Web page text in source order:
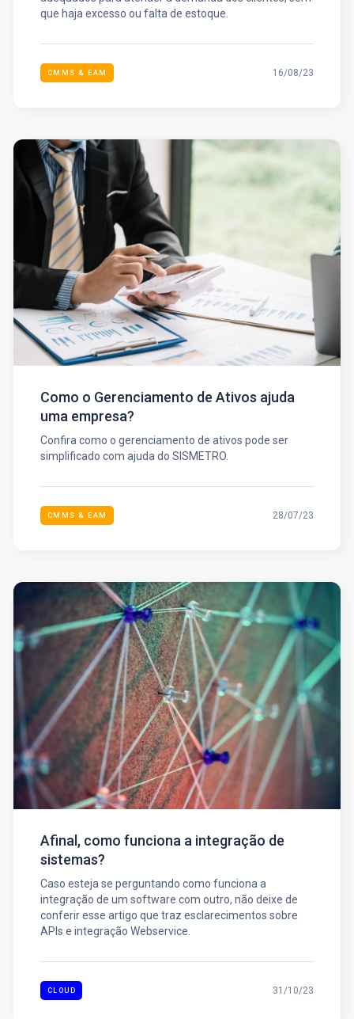
que haja excesso ou falta de estoque.
CMMS & EAM 16/08/23
Como o Gerenciamento de Ativos ajuda
uma empresa?
Confira como o gerenciamento de ativos pode ser
simplificado com ajuda do SISMETRO.
CMMS & EAM 28/07/23
Afinal, como funciona a integração de
sistemas?
Caso esteja se perguntando como funciona a
integração de um software com outro, não deixe de
conferir esse artigo que traz esclarecimentos sobre
APIs e integração Webservice.
CLOUD 31/10/23